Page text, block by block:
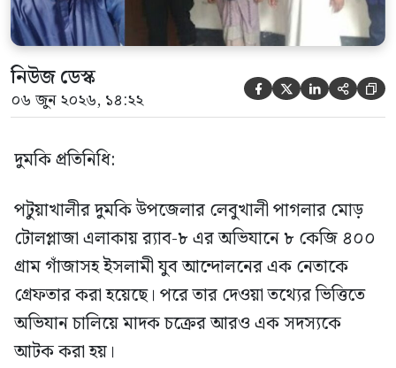
নিউজ ডেস্ক
০৬ জুন ২০২৬, ১৪:২২     
দুমকি প্রতিনিধি:
পটুয়াখালীর দুমকি উপজেলার লেবুখালী পাগলার মোড়
টোলপ্লাজা এলাকায় র‍্যাব-৮ এর অভিযানে ৮ কেজি ৪০০
গ্রাম গাঁজাসহ ইসলামী যুব আন্দোলনের এক নেতাকে
গ্রেফতার করা হয়েছে। পরে তার দেওয়া তথ্যের ভিত্তিতে
অভিযান চালিয়ে মাদক চক্রের আরও এক সদস্যকে
আটক করা হয়।